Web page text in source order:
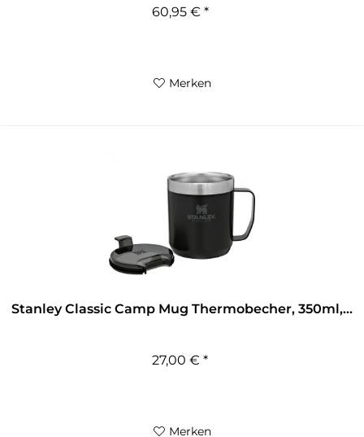
60,95 € *
Merken
Stanley Classic Camp Mug Thermobecher, 350ml,...
27,00 € *
Merken